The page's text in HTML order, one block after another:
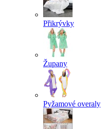
Přikrývky
Župany
Pyžamové overaly